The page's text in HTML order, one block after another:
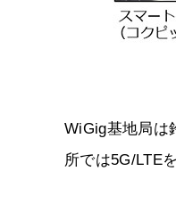
WiGig基地局は
所では5G/LTE